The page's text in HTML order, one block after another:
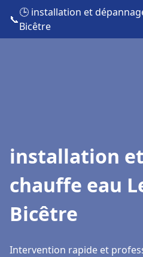
📞
🕒 installation et
Bicêtre
installation
chauffe eau
Bicêtre
Intervention rapide et